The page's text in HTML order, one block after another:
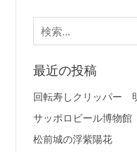
検
索:
最近の投稿
回転寿しクリッパー
サッポロビール博物館
松前城の浮紫陽花